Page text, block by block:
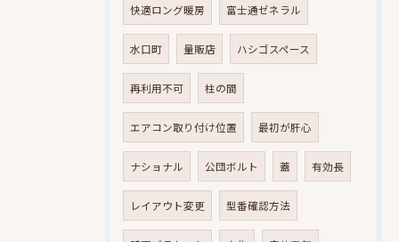
快適ロング暖房 富士通ゼネラル
水口町 量販店 ハシゴスペース
再利用不可 柱の間
エアコン取り付け位置 最初が肝心
ナショナル 公団ボルト 蓋 有効長
レイアウト変更 型番確認方法